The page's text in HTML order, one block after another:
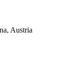
Austria